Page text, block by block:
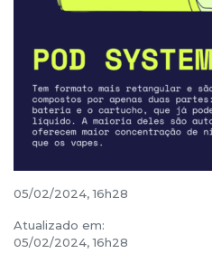
05/02/2024, 16h28
Atualizado em:
05/02/2024, 16h28